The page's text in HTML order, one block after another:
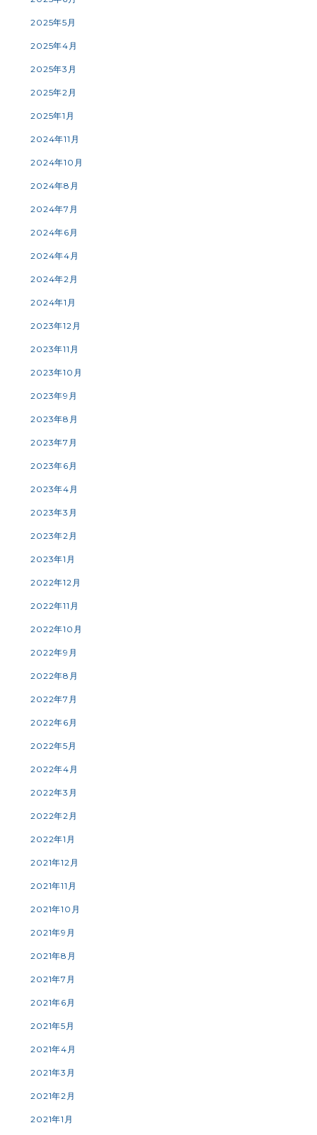
2025年5月
2025年4月
2025年3月
2025年2月
2025年1月
2024年11月
2024年10月
2024年8月
2024年7月
2024年6月
2024年4月
2024年2月
2024年1月
2023年12月
2023年11月
2023年10月
2023年9月
2023年8月
2023年7月
2023年6月
2023年4月
2023年3月
2023年2月
2023年1月
2022年12月
2022年11月
2022年10月
2022年9月
2022年8月
2022年7月
2022年6月
2022年5月
2022年4月
2022年3月
2022年2月
2022年1月
2021年12月
2021年11月
2021年10月
2021年9月
2021年8月
2021年7月
2021年6月
2021年5月
2021年4月
2021年3月
2021年2月
2021年1月